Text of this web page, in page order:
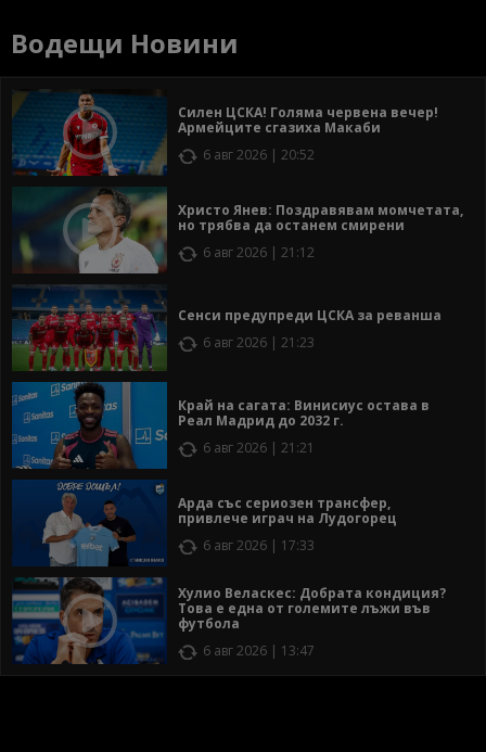
Водещи Новини
Силен ЦСКА! Голяма червена вечер!
Армейците сгазиха Макаби
6 авг 2026 | 20:52
Христо Янев: Поздравявам момчетата,
но трябва да останем смирени
6 авг 2026 | 21:12
Сенси предупреди ЦСКА за реванша
6 авг 2026 | 21:23
Край на сагата: Винисиус остава в
Реал Мадрид до 2032 г.
6 авг 2026 | 21:21
Арда със сериозен трансфер,
привлече играч на Лудогорец
6 авг 2026 | 17:33
Хулио Веласкес: Добрата кондиция?
Това е една от големите лъжи във
футбола
6 авг 2026 | 13:47